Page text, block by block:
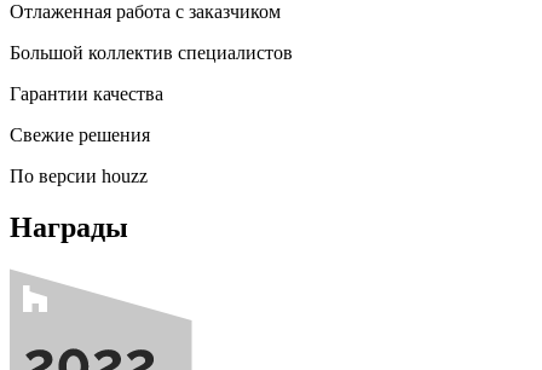
Отлаженная работа с заказчиком
Большой коллектив специалистов
Гарантии качества
Свежие решения
По версии houzz
Награды